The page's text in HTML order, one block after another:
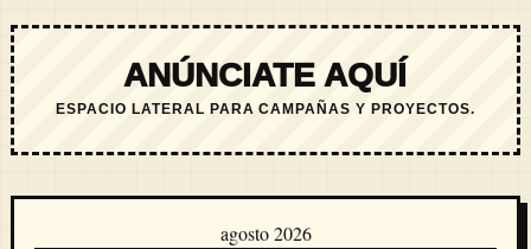
ANÚNCIATE AQUÍ
ESPACIO LATERAL PARA CAMPAÑAS Y PROYECTOS.
agosto 2026